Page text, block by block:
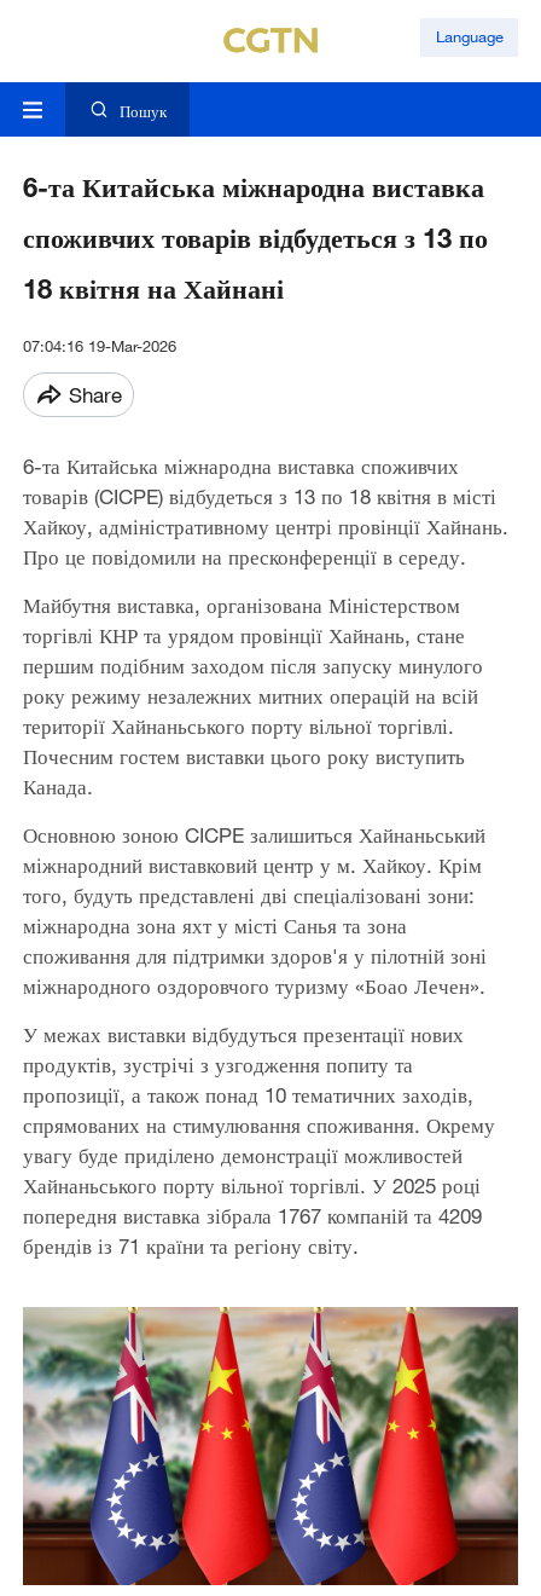
Language
Пошук
6-та Китайська міжнародна виставка
споживчих товарів відбудеться з 13 по
18 квітня на Хайнані
07:04:16 19-Mar-2026
Share
6-та Китайська міжнародна виставка споживчих
товарів (CICPE) відбудеться з 13 по 18 квітня в місті
Хайкоу, адміністративному центрі провінції Хайнань.
Про це повідомили на пресконференції в середу.
Майбутня виставка, організована Міністерством
торгівлі КНР та урядом провінції Хайнань, стане
першим подібним заходом після запуску минулого
року режиму незалежних митних операцій на всій
території Хайнаньського порту вільної торгівлі.
Почесним гостем виставки цього року виступить
Канада.
Основною зоною CICPE залишиться Хайнаньський
міжнародний виставковий центр у м. Хайкоу. Крім
того, будуть представлені дві спеціалізовані зони:
міжнародна зона яхт у місті Санья та зона
споживання для підтримки здоров'я у пілотній зоні
міжнародного оздоровчого туризму «Боао Лечен».
У межах виставки відбудуться презентації нових
продуктів, зустрічі з узгодження попиту та
пропозиції, а також понад 10 тематичних заходів,
спрямованих на стимулювання споживання. Окрему
увагу буде приділено демонстрації можливостей
Хайнаньського порту вільної торгівлі. У 2025 році
попередня виставка зібрала 1767 компаній та 4209
брендів із 71 країни та регіону світу.